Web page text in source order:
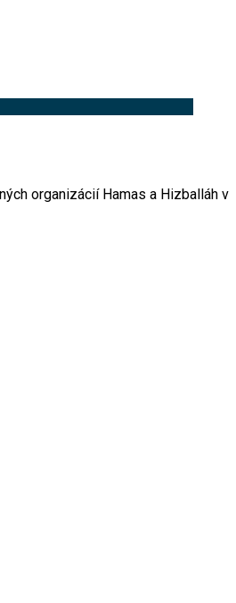
organizácií Hamas a Hizballáh v